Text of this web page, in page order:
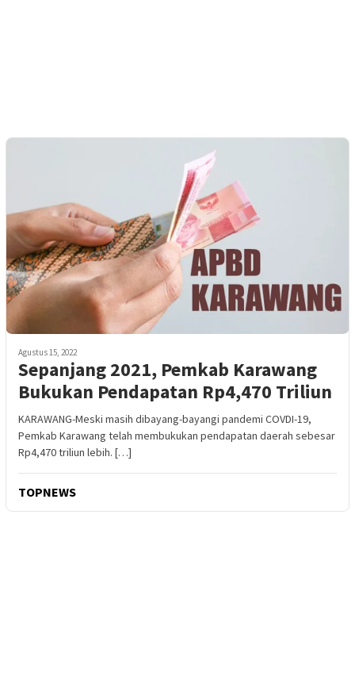
Agustus 15, 2022
Sepanjang 2021, Pemkab Karawang
Bukukan Pendapatan Rp4,470 Triliun
KARAWANG-Meski masih dibayang-bayangi pandemi COVDI-19,
Pemkab Karawang telah membukukan pendapatan daerah sebesar
Rp4,470 triliun lebih. […]
TOPNEWS